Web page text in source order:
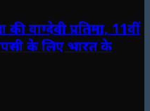
वाग्देवी प्रतिमा, 11वीं
के लिए भारत के